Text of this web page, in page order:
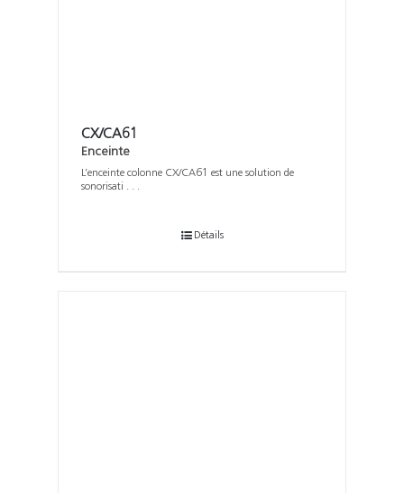
CX/CA61
Enceinte
L’enceinte colonne CX/CA61 est une solution de
sonorisati . . .
Détails